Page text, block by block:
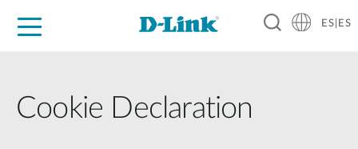
ES|ES
Cookie Declaration